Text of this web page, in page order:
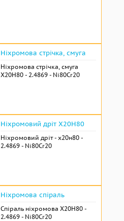
Ніхромова стрічка, смуга
Ніхромова стрічка, смуга
Х20Н80 - 2.4869 - Ni80Cr20
Ніхромовий дріт Х20Н80
Ніхромовий дріт - х20н80 -
2.4869 - Ni80Cr20
Ніхромова спіраль
Спіраль ніхромова Х20Н80 -
2.4869 - Ni80Cr20